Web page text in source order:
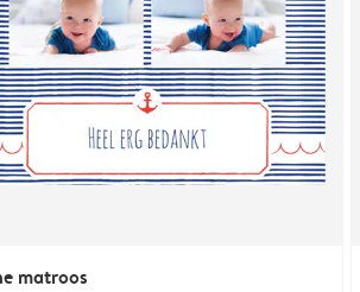
matroos